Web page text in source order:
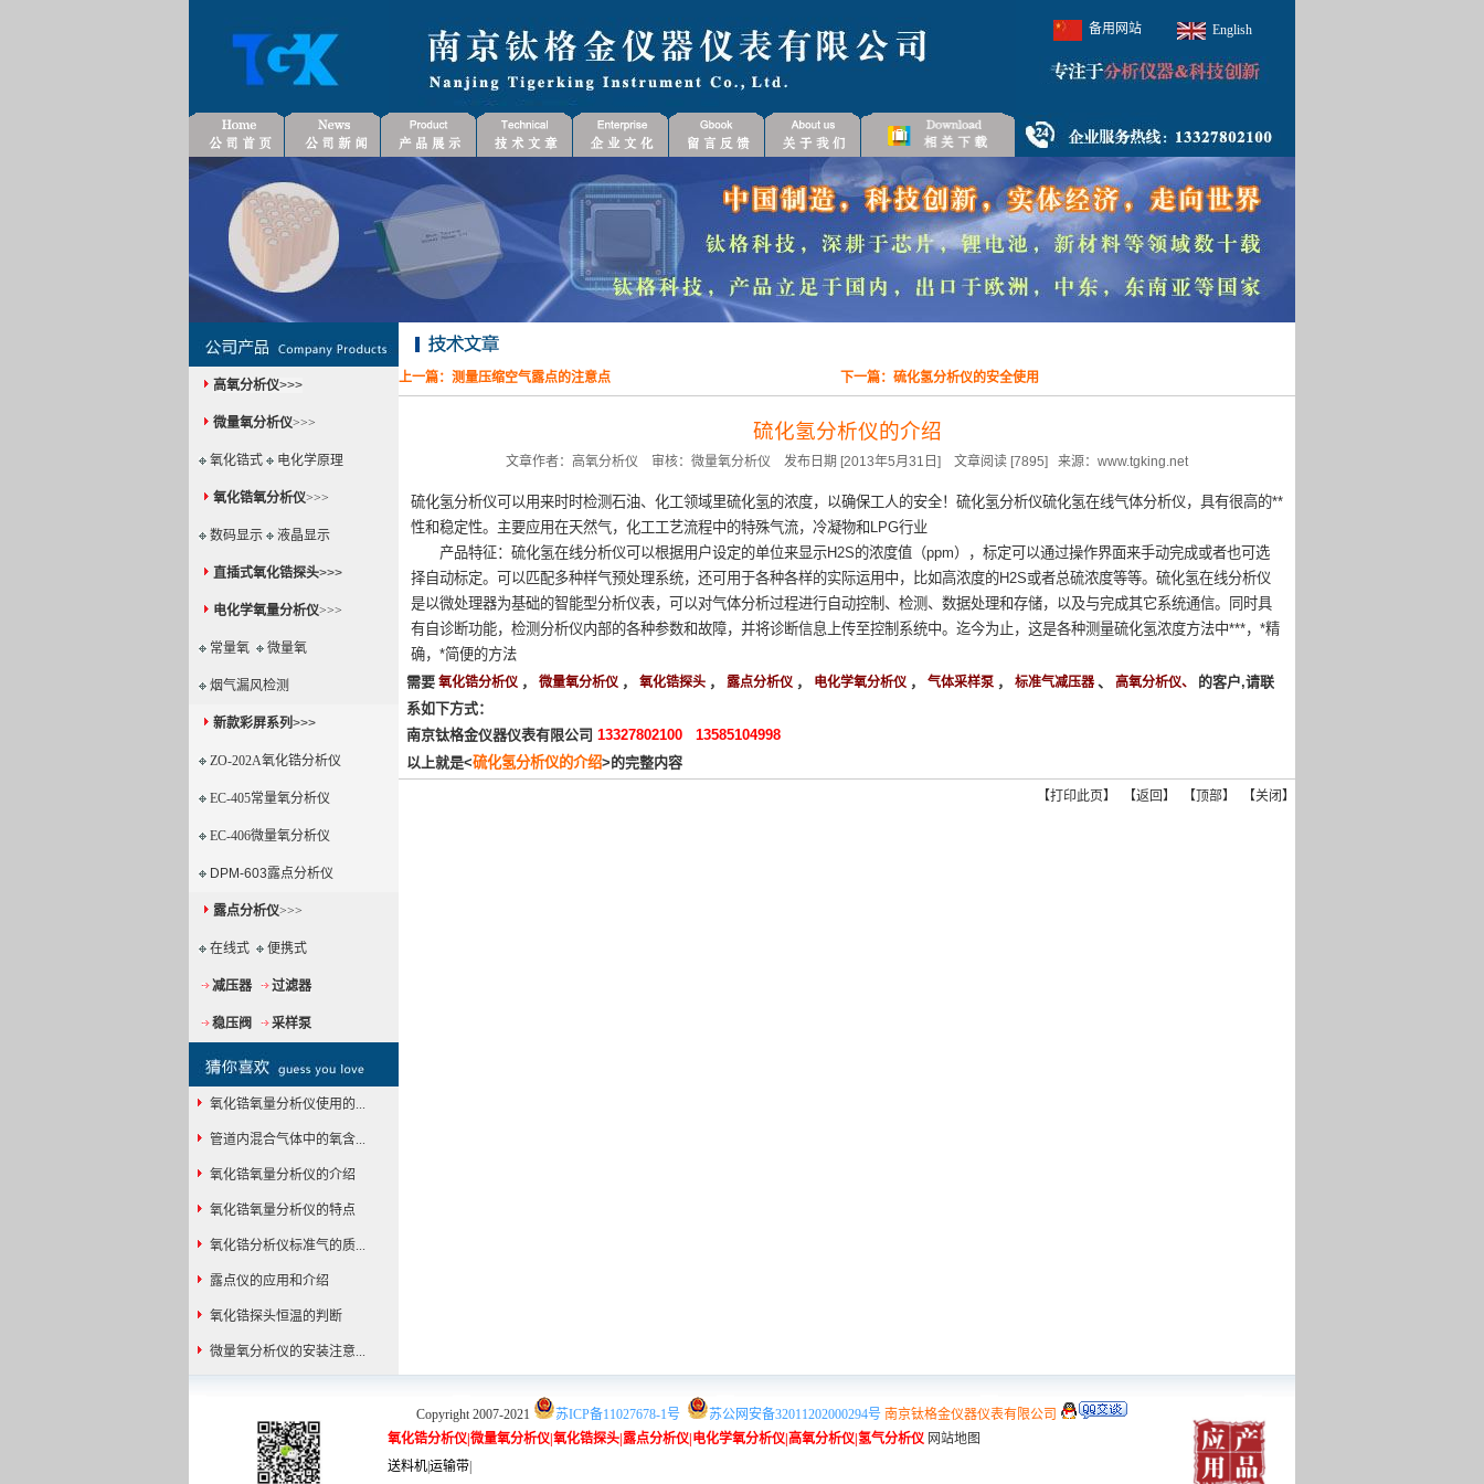
备用网站 English
高氧分析仪>>>
微量氧分析仪>>>
氧化锆式 电化学原理
氧化锆氧分析仪>>>
数码显示 液晶显示
直插式氧化锆探头>>>
电化学氧量分析仪>>>
常量氧 微量氧
烟气漏风检测
新款彩屏系列>>>
ZO-202A氧化锆分析仪
EC-405常量氧分析仪
EC-406微量氧分析仪
DPM-603露点分析仪
露点分析仪>>>
在线式 便携式
减压器 过滤器
稳压阀 采样泵
氧化锆氧量分析仪使用的...
管道内混合气体中的氧含...
氧化锆氧量分析仪的介绍
氧化锆氧量分析仪的特点
氧化锆分析仪标准气的质...
露点仪的应用和介绍
氧化锆探头恒温的判断
微量氧分析仪的安装注意...
上一篇： 测量压缩空气露点的注意点 下一篇： 硫化氢分析仪的安全使用
硫化氢分析仪的介绍
文章作者：高氧分析仪 审核：微量氧分析仪 发布日期 [2013年5月31日] 文章阅读 [7895] 来源：www.tgking.net
硫化氢分析仪可以用来时时检测石油、化工领域里硫化氢的浓度，以确保工人的安全！硫化氢分析仪硫化氢在线气体分析仪，具有很高的**
性和稳定性。主要应用在天然气，化工工艺流程中的特殊气流，冷凝物和LPG行业
产品特征：硫化氢在线分析仪可以根据用户设定的单位来显示H2S的浓度值（ppm），标定可以通过操作界面来手动完成或者也可选
择自动标定。可以匹配多种样气预处理系统，还可用于各种各样的实际运用中，比如高浓度的H2S或者总硫浓度等等。硫化氢在线分析仪
是以微处理器为基础的智能型分析仪表，可以对气体分析过程进行自动控制、检测、数据处理和存储，以及与完成其它系统通信。同时具
有自诊断功能，检测分析仪内部的各种参数和故障，并将诊断信息上传至控制系统中。迄今为止，这是各种测量硫化氢浓度方法中***，*精
确，*简便的方法
需要 氧化锆分析仪 ， 微量氧分析仪 ， 氧化锆探头 ， 露点分析仪 ， 电化学氧分析仪 ， 气体采样泵 ， 标准气减压器 、 高氧分析仪、
的客户,请联
系如下方式：
南京钛格金仪器仪表有限公司 13327802100 13585104998
以上就是<硫化氢分析仪的介绍>的完整内容
【打印此页】 【返回】 【 顶部】 【关闭】
Copyright 2007-2021 苏ICP备11027678-1号 苏公网安备32011202000294号 南京钛格金仪器仪表有限公司
氧化锆分析仪 微量氧分析仪 氧化锆探头 露点分析仪 电化学氧分析仪 高氧分析仪 氢气分析仪 网站地图
送料机运输带